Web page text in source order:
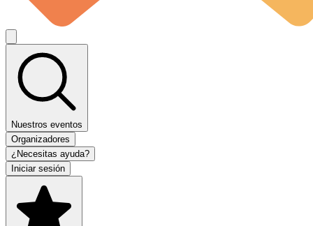
Nuestros eventos
Organizadores
¿Necesitas ayuda?
Iniciar sesión